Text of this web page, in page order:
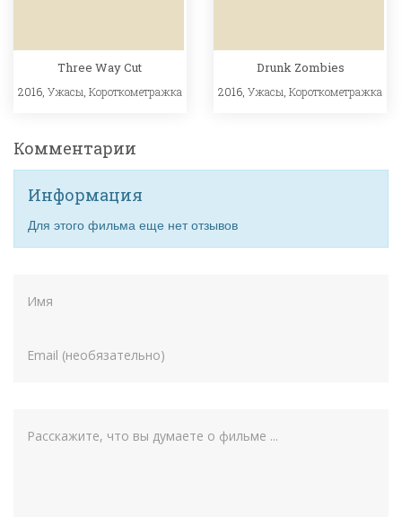
Three Way Cut
2016, Ужасы Короткометражка
Drunk Zombies
2016,Ужасы ,Короткометражка
Комментарии
Информация
Для этого фильма еще нет отзывов